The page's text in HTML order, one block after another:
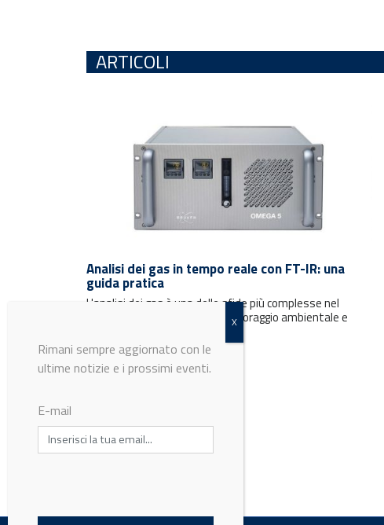
ARTICOLI
Analisi dei gas in tempo reale con FT-IR: una
guida pratica
L'analisi dei gas è una delle sfide più complesse nel
controllo di processo, nel monitoraggio ambientale e
Rimani sempre aggiornato con le
ultime notizie e i prossimi eventi.
E-mail